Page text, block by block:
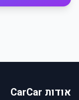
אודות CarCar